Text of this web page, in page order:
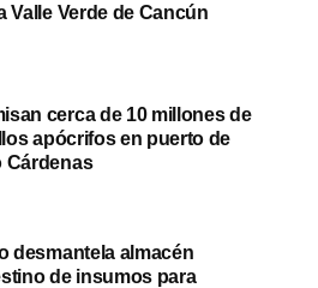
Valle Verde de Cancún
cerca de 10 millones de
apócrifos en puerto de
Cárdenas
desmantela almacén
de insumos para